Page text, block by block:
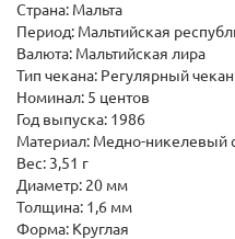
Страна: Мальта
Период: Мальтийская
Валюта: Мальтийская лира
Тип чекана: Регулярный чекан
Номинал: 5 центов
Год выпуска: 1986
Материал: Медно-никелевый
Вес: 3,51 г
Диаметр: 20 мм
Толщина: 1,6 мм
Форма: Круглая